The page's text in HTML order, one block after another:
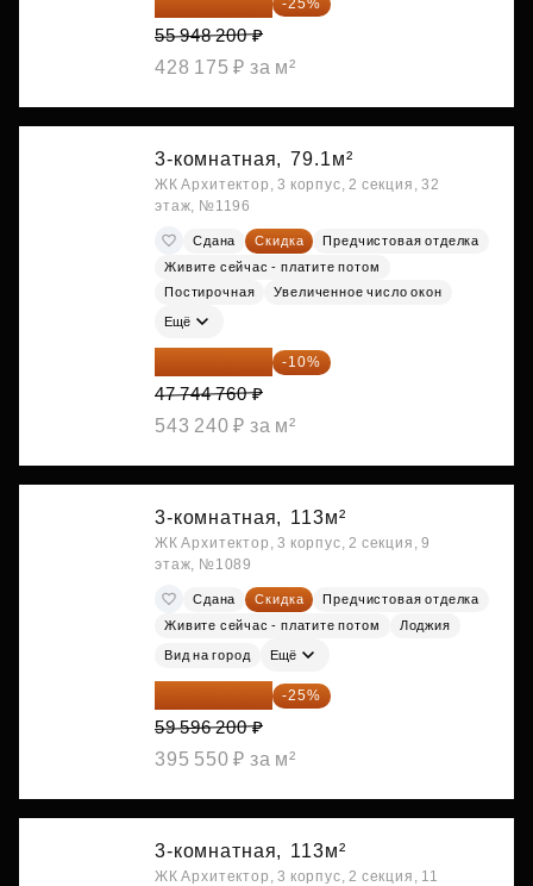
55 948 200 ₽
428 175 ₽ за м²
3-комнатная, 79.1м²
ЖК Архитектор, 3 корпус, 2 секция, 32
этаж, №1196
Сдана Скидка
Предчистовая отделка
Живите сейчас - платите потом
Постирочная
Увеличенное число окон
Ещё
42 970 284 ₽ -10%
47 744 760 ₽
543 240 ₽ за м²
3-комнатная, 113м²
ЖК Архитектор, 3 корпус, 2 секция, 9
этаж, №1089
Сдана Скидка
Предчистовая отделка
Живите сейчас - платите потом
Лоджия
Вид на город Ещё
44 697 150 ₽ -25%
59 596 200 ₽
395 550 ₽ за м²
3-комнатная, 113м²
ЖК Архитектор, 3 корпус, 2 секция, 11